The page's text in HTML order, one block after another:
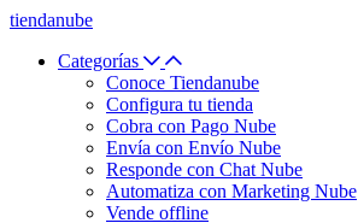
tiendanube
Categorías
Conoce Tiendanube
Configura tu tienda
Cobra con Pago Nube
Envía con Envío Nube
Responde con Chat Nube
Automatiza con Marketing Nube
Vende offline